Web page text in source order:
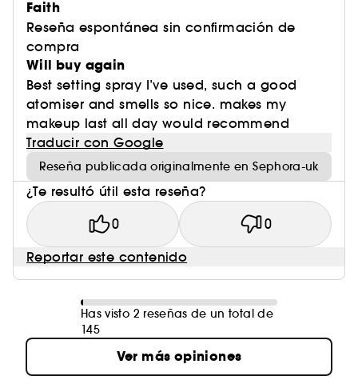
Faith
Reseña espontánea sin confirmación de
compra
Will buy again
Best setting spray I’ve used, such a good
atomiser and smells so nice. makes my
makeup last all day would recommend
Traducir con Google
Reseña publicada originalmente en Sephora-uk
¿Te resultó útil esta reseña?
0 0
Reportar este contenido
Has visto 2 reseñas de un total de
145
Ver más opiniones